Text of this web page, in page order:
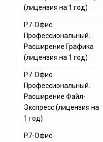
(лицензия на 1 год)
Р7-Офис
Профессиональный.
Расширение Графика
(лицензия на 1 год)
Р7-Офис
Профессиональный.
Расширение Файл-
Экспресс (лицензия на
1 год)
Р7-Офис